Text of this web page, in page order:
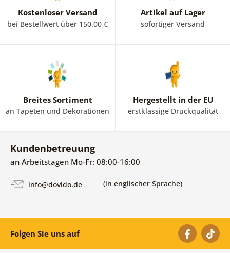
Kostenloser Versand
bei Bestellwert über 150.00 €
Artikel auf Lager
sofortiger Versand
Breites Sortiment
an Tapeten und Dekorationen
Hergestellt in der EU
erstklassige Druckqualität
Kundenbetreuung
an Arbeitstagen Mo-Fr: 08:00-16:00
info@dovido.de (in englischer Sprache)
Folgen Sie uns auf